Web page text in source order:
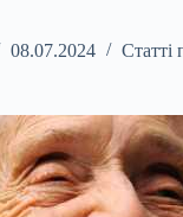
08.07.2024 Статті